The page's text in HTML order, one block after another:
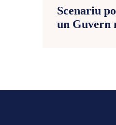
Scenariu
un Guvern